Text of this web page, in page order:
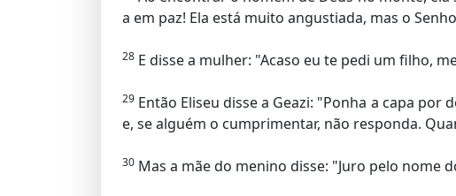
a em paz! Ela está muito angustiada, mas o
28 E disse a mulher: "Acaso eu te pedi um filho,
29 Então Eliseu disse a Geazi: "Ponha a capa
e, se alguém o cumprimentar, não responda.
30 Mas a mãe do menino disse: "Juro pelo nome